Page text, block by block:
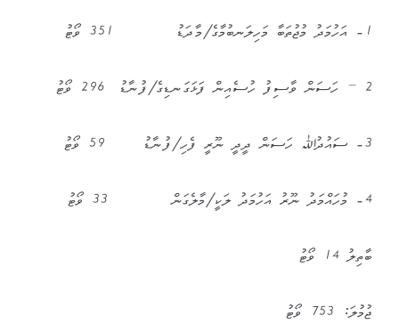
1- އަހުމަދު މުޖުތަބާ މަހިލަނބުމާގެ/މާދަޑު 351 ވޯޓު
2 – ހަސަން ވާސިފު ހުސެއިން ފަޅަގަނޑިގެ/ފުނާޑު 296 ވޯޓު
3- ސައުދުﷲ ހަސަން ދީދީ ނޫރީ ފެހި/ފުނާޑު 59 ވޯޓު
4- މުހައްމަދު ނޫރު އަހުމަދު ލަކީ/މާލެގަން 33 ވޯޓު
ބާތިލު 14 ވޯޓު
ޖުމުލަ: 753 ވޯޓު